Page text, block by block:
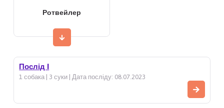
Ротвейлер
Послід I
1 собака | 3 суки | Дата посліду: 08.07.2023